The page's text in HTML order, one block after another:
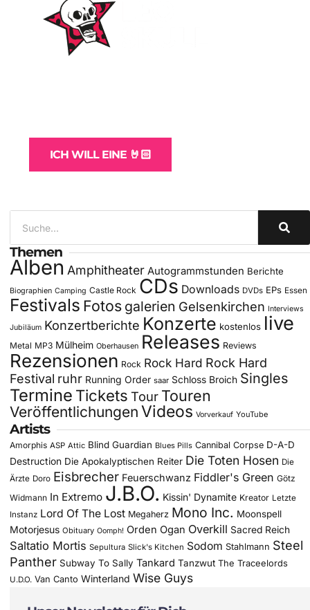
ICH WILL EINE 🤘🏻
Themen
Alben Amphitheater Autogrammstunden Berichte
Biographien Camping Castle Rock CDs Downloads DVDs EPs Essen
Festivals Fotos galerien Gelsenkirchen Interviews
Jubiläum Konzertberichte Konzerte kostenlos live
Metal MP3 Mülheim Oberhausen Releases Reviews
Rezensionen Rock Rock Hard Rock Hard
Festival ruhr Running Order saar Schloss Broich Singles
Termine Tickets Tour Touren
Veröffentlichungen Videos Vorverkauf YouTube
Artists
Amorphis ASP Attic Blind Guardian Blues Pills Cannibal Corpse D-A-D
Destruction Die Apokalyptischen Reiter Die Toten Hosen Die
Ärzte Doro Eisbrecher Feuerschwanz Fiddler's Green Götz
Widmann In Extremo J.B.O. Kissin' Dynamite Kreator Letzte
Instanz Lord Of The Lost Megaherz Mono Inc. Moonspell
Motorjesus Obituary Oomph! Orden Ogan Overkill Sacred Reich
Saltatio Mortis Sepultura Slick's Kitchen Sodom Stahlmann Steel
Panther Subway To Sally Tankard Tanzwut The Traceelords
U.D.O. Van Canto Winterland Wise Guys